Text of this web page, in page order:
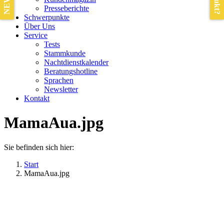
Presseberichte
Schwerpunkte
Über Uns
Service
Tests
Stammkunde
Nachtdienstkalender
Beratungshotline
Sprachen
Newsletter
Kontakt
MamaAua.jpg
Sie befinden sich hier:
Start
MamaAua.jpg